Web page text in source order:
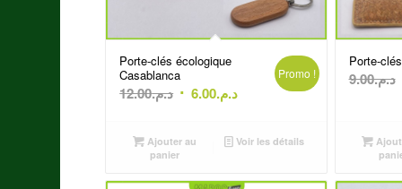
Porte-clés écologique
Casablanca
د.م.12.00
Le
initial
était :
د.م.12.00.
د.م.6.00
Le
actuel
د.م.6.00.
Promo !
Ajouter au
panier
Voir les détails
Porte-
د.م.9.00